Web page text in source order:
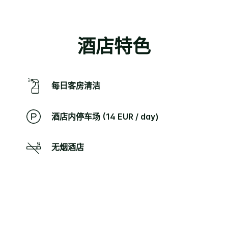
酒店特色
每日客房清洁
酒店内停车场 (14 EUR / day)
无烟酒店